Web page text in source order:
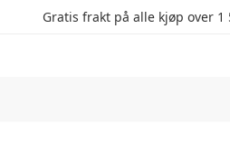
Gratis frakt på alle kjøp over 1